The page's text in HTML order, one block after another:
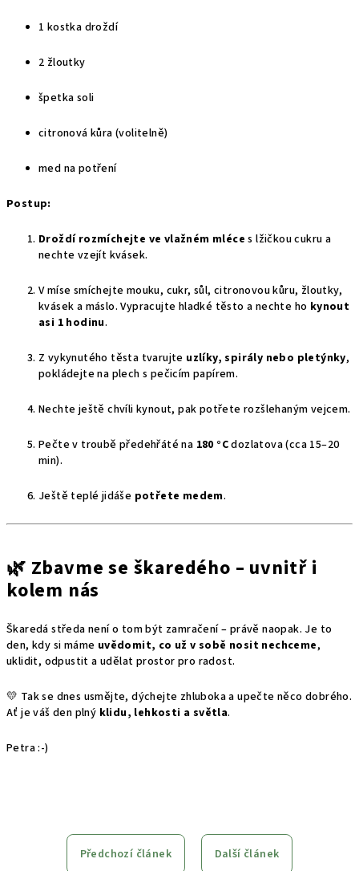
1 kostka droždí
2 žloutky
špetka soli
citronová kůra (volitelně)
med na potření
Postup:
Droždí rozmíchejte ve vlažném mléce s lžičkou cukru a
nechte vzejít kvásek.
V míse smíchejte mouku, cukr, sůl, citronovou kůru, žloutky,
kvásek a máslo. Vypracujte hladké těsto a nechte ho kynout
asi 1 hodinu.
Z vykynutého těsta tvarujte uzlíky, spirály nebo pletýnky,
pokládejte na plech s pečicím papírem.
Nechte ještě chvíli kynout, pak potřete rozšlehaným vejcem.
Pečte v troubě předehřáté na 180 °Cdozlatova (cca 15–20
min).
Ještě teplé jidáše potřete medem.
🌿 Zbavme se škaredého – uvnitř i
kolem nás
Škaredá středa není o tom být zamračení – právě naopak. Je to
den, kdy si máme uvědomit, co už v sobě nosit nechceme,
uklidit, odpustit a udělat prostor pro radost.
💛 Tak se dnes usmějte, dýchejte zhluboka a upečte něco dobrého.
Ať je váš den plný klidu, lehkosti a světla.
Petra :-)
Předchozí článek Další článek